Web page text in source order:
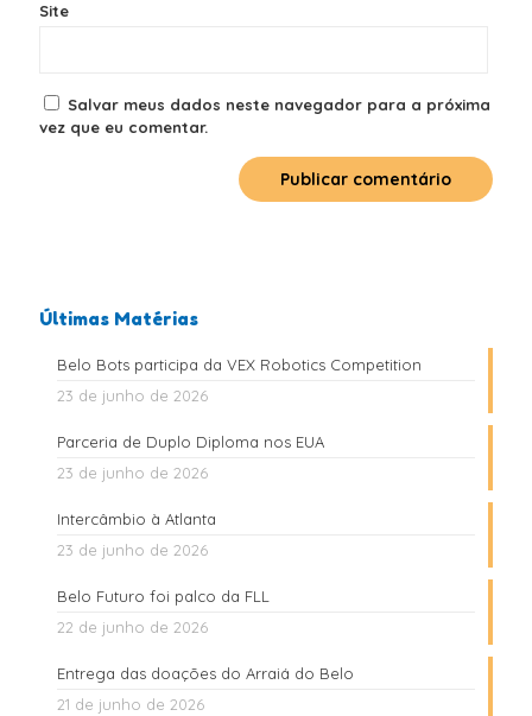
Site
Salvar meus dados neste navegador para a próxima
vez que eu comentar.
Últimas Matérias
Belo Bots participa da VEX Robotics Competition
23 de junho de 2026
Parceria de Duplo Diploma nos EUA
23 de junho de 2026
Intercâmbio à Atlanta
23 de junho de 2026
Belo Futuro foi palco da FLL
22 de junho de 2026
Entrega das doações do Arraiá do Belo
21 de junho de 2026